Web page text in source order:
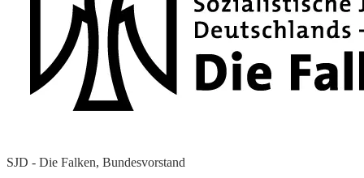
SJD - Die Falken, Bundesvorstand